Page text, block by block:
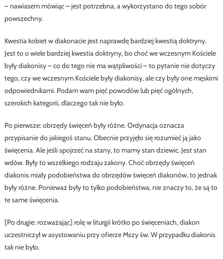
– nawiasem mówiąc – jest potrzebna, a wykorzystano do tego sobór
powszechny.
Kwestia kobiet w diakonacie jest naprawdę bardziej kwestią doktryny.
Jest to o wiele bardziej kwestia doktryny, bo choć we wczesnym Kościele
były diakonisy – co do tego nie ma wątpliwości – to pytanie nie dotyczy
tego, czy we wczesnym Kościele były diakonisy, ale czy były one męskimi
odpowiednikami. Podam wam pięć powodów lub pięć ogólnych,
szerokich kategorii, dlaczego tak nie było.
Po pierwsze: obrzędy święceń były różne. Ordynacja oznacza
przypisanie do jakiegoś stanu. Obecnie przyjęło się rozumieć ją jako
święcenia. Ale jeśli spojrzeć na stany, to mamy stan dziewic. Jest stan
wdów. Były to wszelkiego rodzaju zakony. Choć obrzędy święceń
diakonis miały podobieństwa do obrzędów święceń diakonów, to jednak
były różne. Ponieważ były to tylko podobieństwa, nie znaczy to, że są to
te same święcenia.
[Po drugie: rozważając] rolę w liturgii krótko po święceniach, diakon
uczestniczył w asystowaniu przy ofierze Mszy św. W przypadku diakonis
tak nie było.